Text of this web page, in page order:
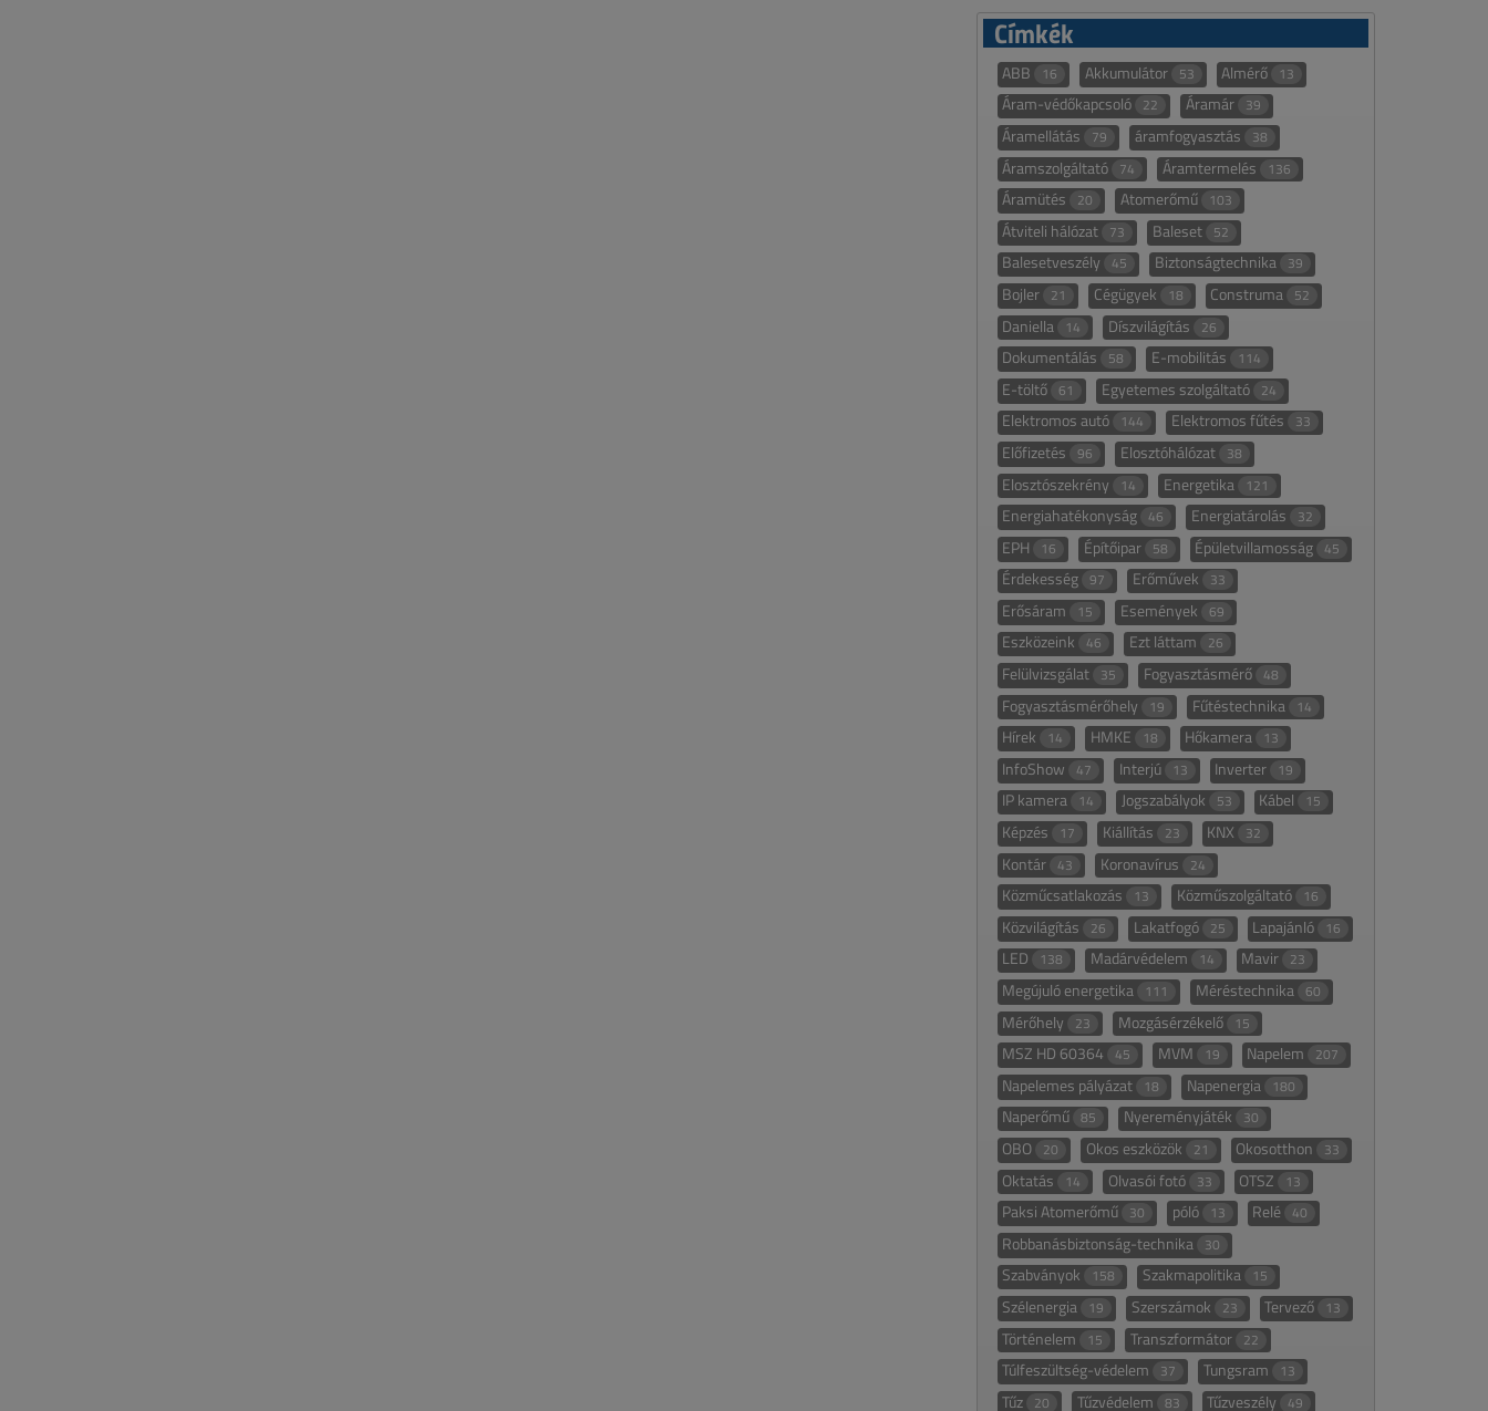
Címkék
ABB 16 Akkumulátor 53 Almérő 13
Áram-védőkapcsoló 22 Áramár 39
Áramellátás 79 áramfogyasztás 38
Áramszolgáltató 74 Áramtermelés 136
Áramütés 20 Atomerőmű 103
Átviteli hálózat 73 Baleset 52
Balesetveszély 45 Biztonságtechnika 39
Bojler 21 Cégügyek 18 Construma 52
Daniella 14 Díszvilágítás 26
Dokumentálás 58 E-mobilitás 114
E-töltő 61 Egyetemes szolgáltató 24
Elektromos autó 144 Elektromos fűtés 33
Előfizetés 96 Elosztóhálózat 38
Elosztószekrény 14 Energetika 121
Energiahatékonyság 46 Energiatárolás 32
EPH 16 Építőipar 58 Épületvillamosság 45
Érdekesség 97 Erőművek 33
Erősáram 15 Események 69
Eszközeink 46 Ezt láttam 26
Felülvizsgálat 35 Fogyasztásmérő 48
Fogyasztásmérőhely 19 Fűtéstechnika 14
Hírek 14 HMKE 18 Hőkamera 13
InfoShow 47 Interjú 13 Inverter 19
IP kamera 14 Jogszabályok 53 Kábel 15
Képzés 17 Kiállítás 23 KNX 32
Kontár 43 Koronavírus 24
Közműcsatlakozás 13 Közműszolgáltató 16
Közvilágítás 26 Lakatfogó 25 Lapajánló 16
LED 138 Madárvédelem 14 Mavir 23
Megújuló energetika 111 Méréstechnika 60
Mérőhely 23 Mozgásérzékelő 15
MSZ HD 60364 45 MVM 19 Napelem 207
Napelemes pályázat 18 Napenergia 180
Naperőmű 85 Nyereményjáték 30
OBO 20 Okos eszközök 21 Okosotthon 33
Oktatás 14 Olvasói fotó 33 OTSZ 13
Paksi Atomerőmű 30 póló 13 Relé 40
Robbanásbiztonság-technika 30
Szabványok 158 Szakmapolitika 15
Szélenergia 19 Szerszámok 23 Tervező 13
Történelem 15 Transzformátor 22
Túlfeszültség-védelem 37 Tungsram 13
Tűz 20 Tűzvédelem 83 Tűzveszély 49